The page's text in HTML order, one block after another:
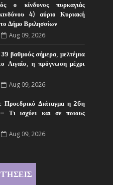
ο κίνδυνος πυρκαγιάς
4) αύριο Κυριακή
Δήμο Βριλησσίων
Aug 09, 2026
βαθμούς σήμερα, μελτέμια
Αιγαίο, η πρόγνωση μέχρι
Aug 09, 2026
Προεδρικό Διάταγμα η 26η
Τι ισχύει και σε ποιους
Aug 09, 2026